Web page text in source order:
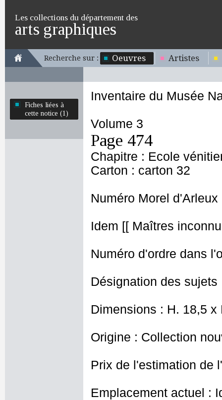
Les collections du département des
arts graphiques
Recherche sur : Oeuvres Artistes
Fiches liées à
cette notice (1)
Inventaire du Musée
Volume 3
Page 474
Chapitre : Ecole
Carton : carton 32
Numéro Morel d'Arleux
Idem [[ Maîtres
Numéro d'ordre dans
Désignation des
Dimensions : H. 18,5 x
Origine : Collection
Prix de l'estimation de
Emplacement actuel :